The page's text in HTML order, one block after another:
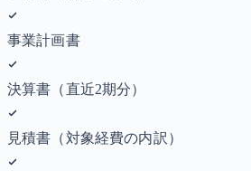
事業計画書
決算書（直近2期分）
見積書（対象経費の内訳）